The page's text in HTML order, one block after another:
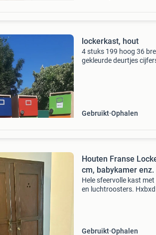
lockerkast, hout
4 stuks 199 hoog 36
gekleurde deurtjes
Gebruikt Ophalen
Houten Franse
cm, babykamer enz.
Hele sfeervolle kast
en luchtroosters.
Gebruikt Ophalen